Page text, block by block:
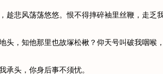
悲风荡荡悠悠。恨不得摔碎袖里丝鞭，走乏
，知他那里也故塚松楸？仰天号叫破我咽喉
头，你身后事不须忧。